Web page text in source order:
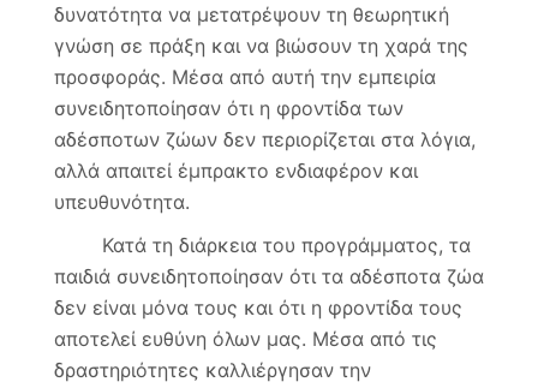
δυνατότητα να μετατρέψουν τη θεωρητική
γνώση σε πράξη και να βιώσουν τη χαρά της
προσφοράς. Μέσα από αυτή την εμπειρία
συνειδητοποίησαν ότι η φροντίδα των
αδέσποτων ζώων δεν περιορίζεται στα λόγια,
αλλά απαιτεί έμπρακτο ενδιαφέρον και
υπευθυνότητα.
Κατά τη διάρκεια του προγράμματος, τα
παιδιά συνειδητοποίησαν ότι τα αδέσποτα ζώα
δεν είναι μόνα τους και ότι η φροντίδα τους
αποτελεί ευθύνη όλων μας. Μέσα από τις
δραστηριότητες καλλιέργησαν την